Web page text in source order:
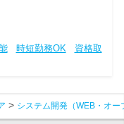
時短勤務OK
資格取
システム開発（WEB・オ